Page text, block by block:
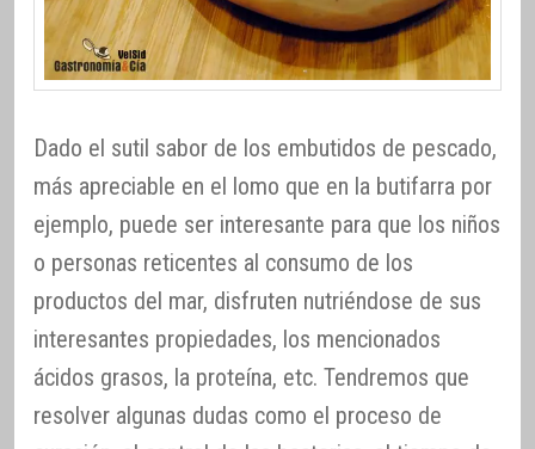
Dado el sutil sabor de los embutidos de pescado,
más apreciable en el lomo que en la butifarra por
ejemplo, puede ser interesante para que los niños
o personas reticentes al consumo de los
productos del mar, disfruten nutriéndose de sus
interesantes propiedades, los mencionados
ácidos grasos, la proteína, etc. Tendremos que
resolver algunas dudas como el proceso de